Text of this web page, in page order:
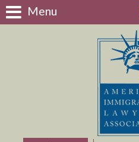
Menu
Panneau de gestion des cookies